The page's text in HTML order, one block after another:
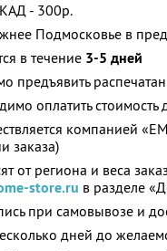
- 300р.
Подмосковье в
в течение 3-5 дней
предъявить
оплатить стоимость
компанией
заказа)
от региона и веса
store.ru в разделе
при самовывозе и
дней до